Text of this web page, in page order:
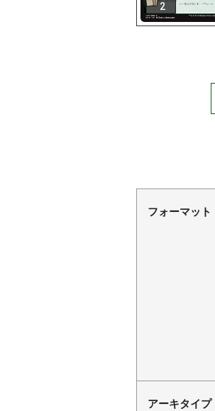
2
フォーマット
アーキタイプ